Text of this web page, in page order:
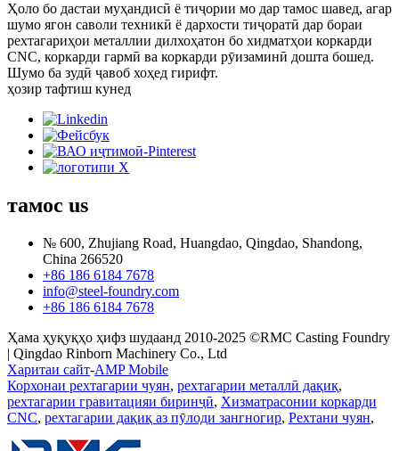
Ҳоло бо дастаи муҳандисӣ ё тиҷории мо дар тамос шавед, агар
шумо ягон саволи техникӣ ё дархости тиҷоратӣ дар бораи
рехтагариҳои металлии дилхоҳатон бо хидматҳои коркарди
CNC, коркарди гармӣ ва коркарди рӯизаминӣ дошта бошед.
Шумо ба зудӣ ҷавоб хоҳед гирифт.
ҳозир тафтиш кунед
тамос us
№ 600, Zhujiang Road, Huangdao, Qingdao, Shandong,
China 266520
+86 186 6184 7678
info@steel-foundry.com
+86 186 6184 7678
Ҳама ҳуқуқҳо ҳифз шудаанд 2010-2025 ©RMC Casting Foundry
| Qingdao Rinborn Machinery Co., Ltd
Харитаи сайт-AMP Mobile
Корхонаи рехтагарии чуян, рехтагарии металлӣ дақиқ,
рехтагарии гравитацияи биринҷӣ, Хизматрасонии коркарди
CNC, рехтагарии дақиқ аз пӯлоди зангногир, Рехтани чуян,